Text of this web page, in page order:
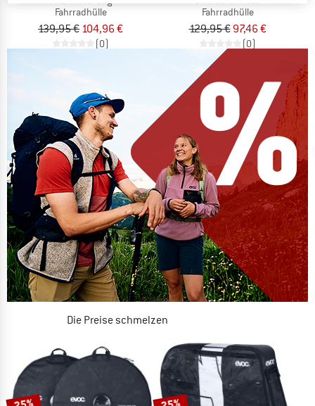
Fahrradhülle
139,95 € 104,96 €
(0)
Fahrradhülle
129,95 € 97,46 €
(0)
Die Preise schmelzen
JETZT BIS ZU 50% RABATT
ZUM SOMMER SALE